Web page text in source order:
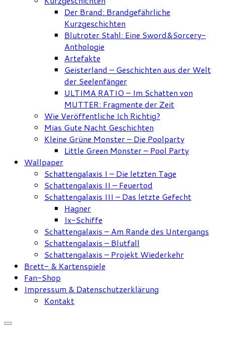
Der Brand: Brandgefährliche
Kurzgeschichten
Blutroter Stahl: Eine Sword&Sorcery-
Anthologie
Artefakte
Geisterland – Geschichten aus der Welt
der Seelenfänger
ULTIMA RATIO – Im Schatten von
MUTTER: Fragmente der Zeit
Wie Veröffentliche Ich Richtig?
Mias Gute Nacht Geschichten
Kleine Grüne Monster – Die Poolparty
Little Green Monster – Pool Party
Wallpaper
Schattengalaxis I – Die letzten Tage
Schattengalaxis II – Feuertod
Schattengalaxis III – Das letzte Gefecht
Hagner
Ix-Schiffe
Schattengalaxis – Am Rande des Untergangs
Schattengalaxis – Blutfall
Schattengalaxis – Projekt Wiederkehr
Brett- & Kartenspiele
Fan-Shop
Impressum & Datenschutzerklärung
Kontakt